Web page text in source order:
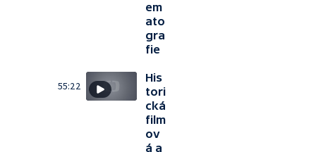
em
ato
gra
fie
55:22
His
tori
cká
film
ov
á a